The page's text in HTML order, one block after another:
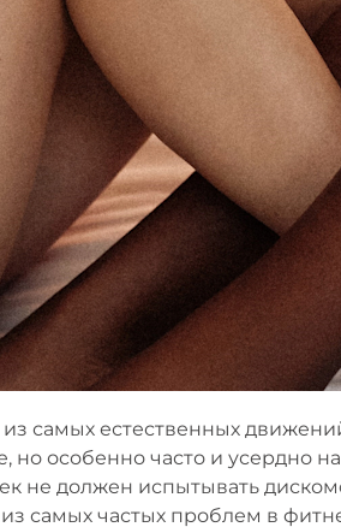
самых естественных
но особенно часто и
не должен испытывать
самых частых проблем в